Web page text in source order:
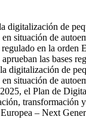
digitalización de
situación de
en la orden
las bases
digitalización de
situación de
el Plan de
transformación
– Next